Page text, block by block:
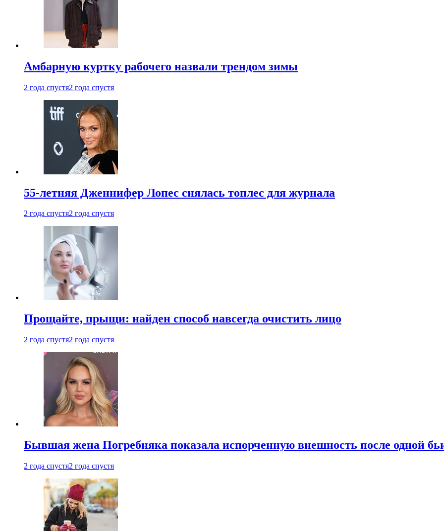
Амбарную куртку рабочего назвали трендом зимы
2 года спустя2 года спустя
55-летняя Дженнифер Лопес снялась топлес для журнала
2 года спустя2 года спустя
Прощайте, прыщи: найден способ навсегда очистить лицо
2 года спустя2 года спустя
Бывшая жена Погребняка показала испорченную внешность после одной
2 года спустя2 года спустя